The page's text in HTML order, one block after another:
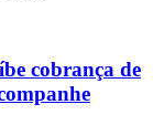
cobrança de